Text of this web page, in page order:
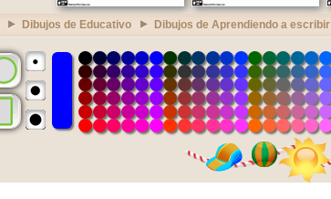
Dibujos de Educativo Dibujos de Aprendiendo a escribir